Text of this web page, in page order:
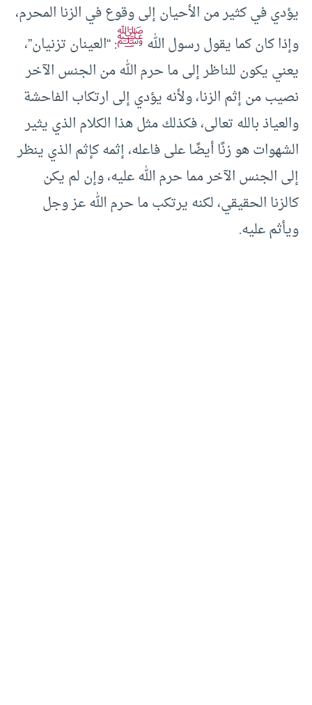
يؤدي في كثير من الأحيان إلى وقوع في الزنا المحرم،
وإذا كان كما يقول رسول اللهﷺ: “العينان تزنيان”،
يعني يكون للناظر إلى ما حرم الله من الجنس الآخر
نصيب من إثم الزنا، ولأنه يؤدي إلى ارتكاب الفاحشة
والعياذ بالله تعالى، فكذلك مثل هذا الكلام الذي يثير
الشهوات هو زنًا أيضًا على فاعله، إثمه كإثم الذي ينظر
إلى الجنس الآخر مما حرم الله عليه، وإن لم يكن
كالزنا الحقيقي، لكنه يرتكب ما حرم الله عز وجل
ويأثم عليه.